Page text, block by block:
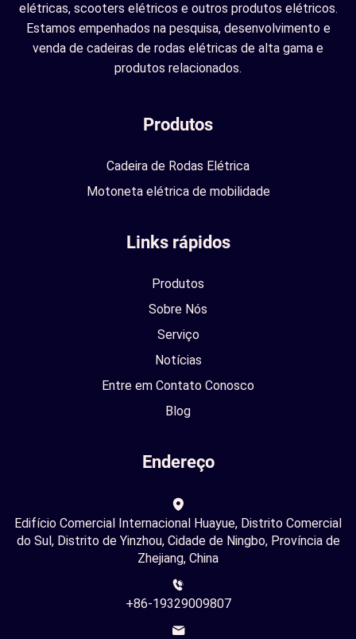
elétricas, scooters elétricos e outros produtos elétricos.
Estamos empenhados na pesquisa, desenvolvimento e
venda de cadeiras de rodas elétricas de alta gama e
produtos relacionados.
Produtos
Cadeira de Rodas Elétrica
Motoneta elétrica de mobilidade
Links rápidos
Produtos
Sobre Nós
Serviço
Notícias
Entre em Contato Conosco
Blog
Endereço
Edifício Comercial Internacional Huayue, Distrito Comercial
do Sul, Distrito de Yinzhou, Cidade de Ningbo, Província de
Zhejiang, China
+86-19329009807